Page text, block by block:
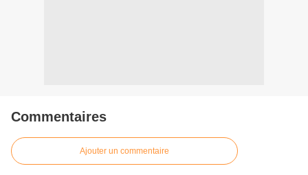
Commentaires
Ajouter un commentaire